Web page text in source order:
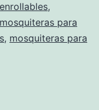
,
mosquiteras para
, mosquiteras para